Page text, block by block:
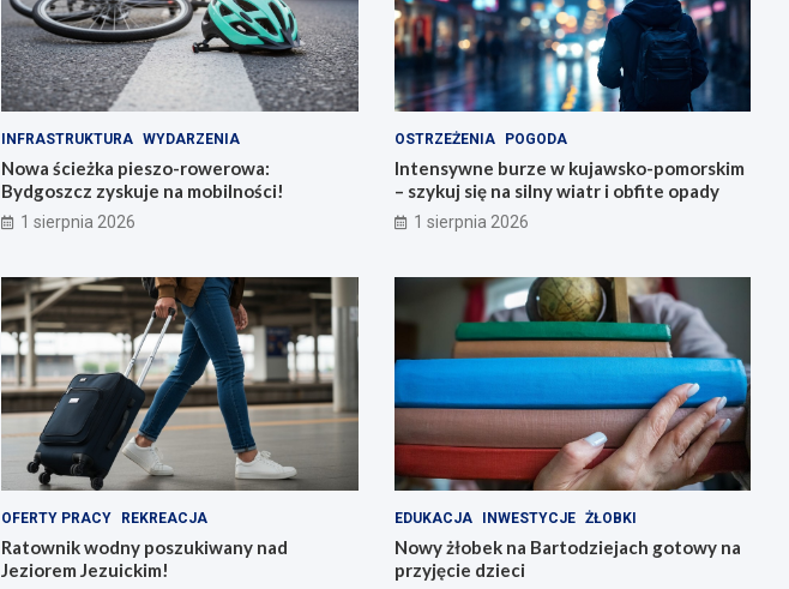
INFRASTRUKTURA WYDARZENIA
Nowa ścieżka pieszo-rowerowa:
Bydgoszcz zyskuje na mobilności!
1 sierpnia 2026
OSTRZEŻENIA POGODA
Intensywne burze w kujawsko-pomorskim
– szykuj się na silny wiatr i obfite opady
1 sierpnia 2026
OFERTY PRACY REKREACJA
Ratownik wodny poszukiwany nad
Jeziorem Jezuickim!
EDUKACJA INWESTYCJE ŻŁOBKI
Nowy żłobek na Bartodziejach gotowy na
przyjęcie dzieci